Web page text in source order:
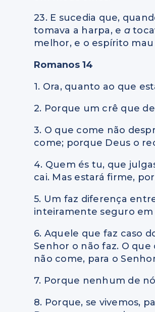
23. E sucedia que,
tomava a harpa, e a
melhor, e o espírito
Romanos 14
1. Ora, quanto ao que
2. Porque um crê que
3. O que come não
come; porque Deus o
4. Quem és tu, que
cai. Mas estará firme,
5. Um faz diferença
inteiramente seguro
6. Aquele que faz caso
Senhor o não faz. O
não come, para o
7. Porque nenhum de
8. Porque, se vivemos,